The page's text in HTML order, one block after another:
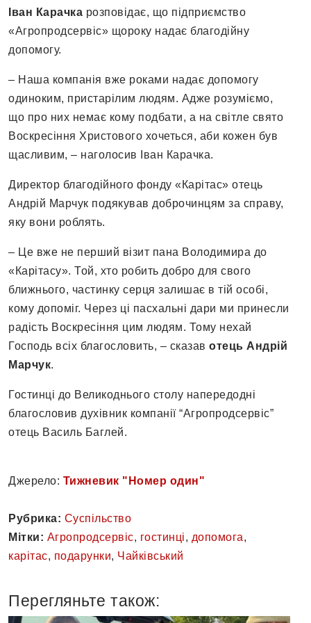
Іван Карачка розповідає, що підприємство
«Агропродсервіс» щороку надає благодійну
допомогу.
– Наша компанія вже роками надає допомогу
одиноким, пристарілим людям. Адже розуміємо,
що про них немає кому подбати, а на світле свято
Воскресіння Христового хочеться, аби кожен був
щасливим, – наголосив Іван Карачка.
Директор благодійного фонду «Карітас» отець
Андрій Марчук подякував доброчинцям за справу,
яку вони роблять.
– Це вже не перший візит пана Володимира до
«Карітасу». Той, хто робить добро для свого
ближнього, частинку серця залишає в тій особі,
кому допоміг. Через ці пасхальні дари ми принесли
радість Воскресіння цим людям. Тому нехай
Господь всіх благословить, – сказав отець Андрій
Марчук.
Гостинці до Великоднього столу напередодні
благословив духівник компанії “Агропродсервіс”
отець Василь Баглей.
Джерело: Тижневик "Номер один"
Рубрика: Суспільство
Мітки: Агропродсервіс, гостинці, допомога,
карітас, подарунки, Чайківський
Перегляньте також: